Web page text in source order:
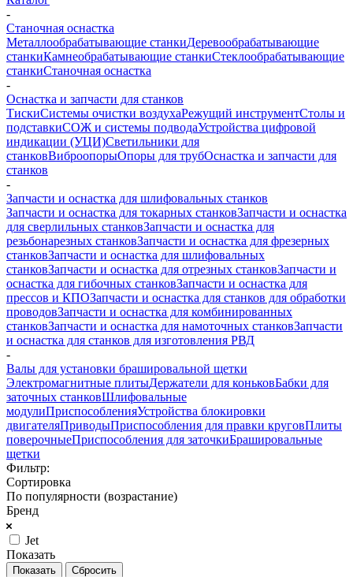
-
Станочная оснастка
Металлообрабатывающие станкиДеревообрабатывающие
станкиКамнеобрабатывающие станкиСтеклообрабатывающие
станкиСтаночная оснастка
-
Оснастка и запчасти для станков
ТискиСистемы очистки воздухаРежущий инструментСтолы и
подставкиСОЖ и системы подводаУстройства цифровой
индикации (УЦИ)Светильники для
станковВиброопорыОпоры для трубОснастка и запчасти для
станков
-
Запчасти и оснастка для шлифовальных станков
Запчасти и оснастка для токарных станковЗапчасти и оснастка
для сверлильных станковЗапчасти и оснастка для
резьбонарезных станковЗапчасти и оснастка для фрезерных
станковЗапчасти и оснастка для шлифовальных
станковЗапчасти и оснастка для отрезных станковЗапчасти и
оснастка для гибочных станковЗапчасти и оснастка для
прессов и КПОЗапчасти и оснастка для станков для обработки
проводовЗапчасти и оснастка для комбинированных
станковЗапчасти и оснастка для намоточных станковЗапчасти
и оснастка для станков для изготовления РВД
-
Валы для установки брашировальной щетки
Электромагнитные плитыДержатели для коньковБабки для
заточных станковШлифовальные
модулиПриспособленияУстройства блокировки
двигателяПриводыПриспособления для правки круговПлиты
поверочныеПриспособления для заточкиБрашировальные
щетки
Фильтр:
Сортировка
По популярности (возрастание)
Бренд
Jet
Показать
Сбросить